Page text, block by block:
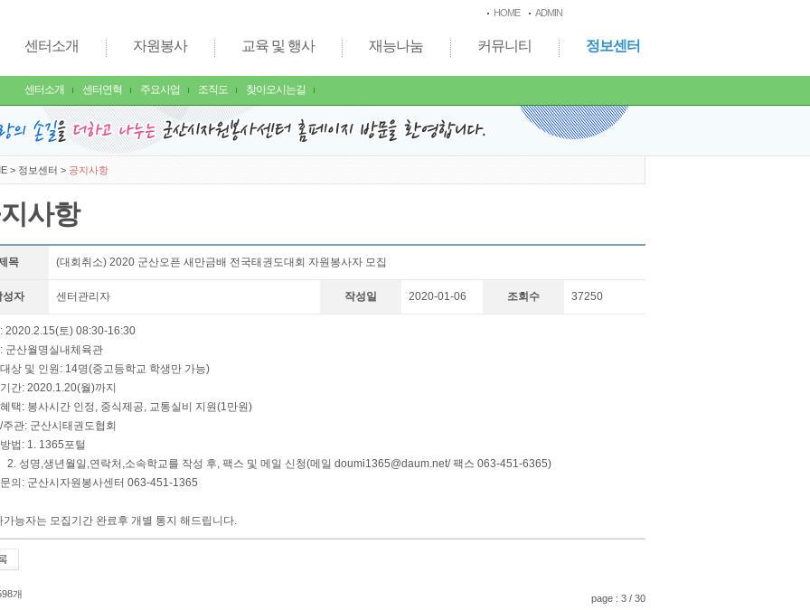
HOME ADMIN
센터소개
센터소개 센터연혁 주요사업 조직도 찾아오시는길
자원봉사 교육 및 행사 재능나눔 커뮤니티 정보센터
> 정보센터 > 공지사항
사항
목 (대회취소) 2020 군산오픈 새만금배 전국태권도대회 자원봉사자 모집
성자 센터관리자 작성일 2020-01-06 조회수 37250
2020.2.15(토) 08:30-16:30
군산월명실내체육관
상 및 인원: 14명(중고등학교 학생만 가능)
간: 2020.1.20(월)까지
택: 봉사시간 인정, 중식제공, 교통실비 지원(1만원)
관: 군산시태권도협회
법: 1. 1365포털
명,생년월일,연락처,소속학교를 작성 후, 팩스 및 메일 신청(메일 doumi1365@daum.net/ 팩스 063-451-6365)
의: 군산시자원봉사센터 063-451-1365
가능자는 모집기간 완료후 개별 통지 해드립니다.
개 page : 3 / 30